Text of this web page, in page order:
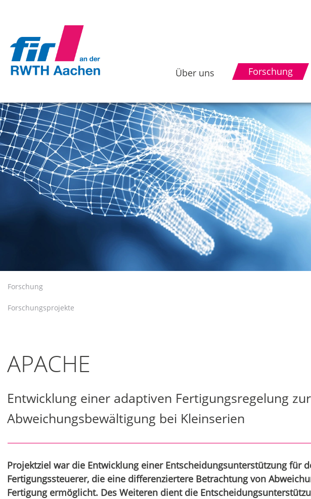
Über uns Forschung
Forschung
Forschungsprojekte
APACHE
Entwicklung einer adaptiven Fertigungsregelung
Abweichungsbewältigung bei Kleinserien
Projektziel war die Entwicklung einer Entscheidungsunterstützung für
Fertigungssteuerer, die eine differenziertere Betrachtung von
Fertigung ermöglicht. Des Weiteren dient die